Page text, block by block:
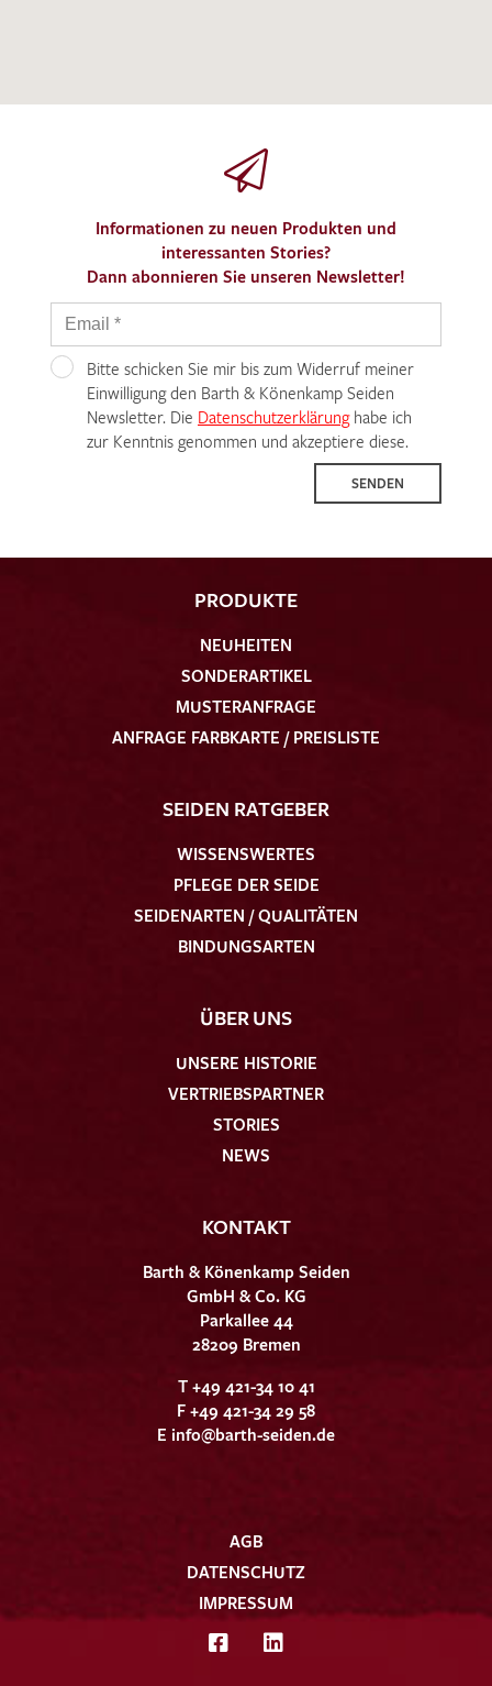
Informationen zu neuen Produkten und
interessanten Stories?
Dann abonnieren Sie unseren Newsletter!
Bitte schicken Sie mir bis zum Widerruf meiner
Einwilligung den Barth & Könenkamp Seiden
Newsletter. Die Datenschutzerklärunghabe ich
zur Kenntnis genommen und akzeptiere diese.
SENDEN
PRODUKTE
NEUHEITEN
SONDERARTIKEL
MUSTERANFRAGE
ANFRAGE FARBKARTE / PREISLISTE
SEIDEN RATGEBER
WISSENSWERTES
PFLEGE DER SEIDE
SEIDENARTEN / QUALITÄTEN
BINDUNGSARTEN
ÜBER UNS
UNSERE HISTORIE
VERTRIEBSPARTNER
STORIES
NEWS
KONTAKT
Barth & Könenkamp Seiden
GmbH & Co. KG
Parkallee 44
28209 Bremen
T +49 421-34 10 41
F +49 421-34 29 58
E info@barth-seiden.de
AGB
DATENSCHUTZ
IMPRESSUM